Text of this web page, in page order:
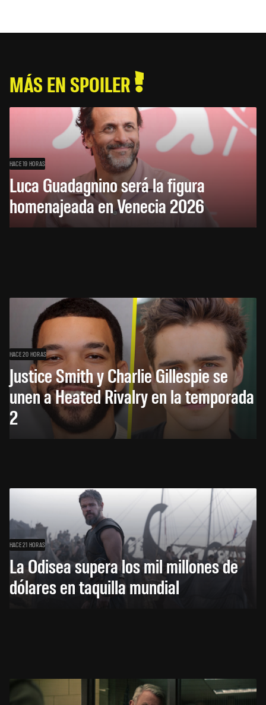
MÁS EN SPOILER
HACE 19 HORAS
Luca Guadagnino será la figura
homenajeada en Venecia 2026
HACE 20 HORAS
Justice Smith y Charlie Gillespie se
unen a Heated Rivalry en la temporada
2
HACE 21 HORAS
La Odisea supera los mil millones de
dólares en taquilla mundial